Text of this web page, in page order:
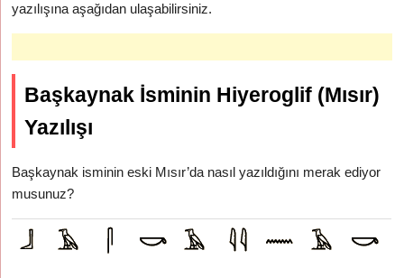
yazılışına aşağıdan ulaşabilirsiniz.
Başkaynak İsminin Hiyeroglif (Mısır)
Yazılışı
Başkaynak isminin eski Mısır’da nasıl yazıldığını merak ediyor
musunuz?